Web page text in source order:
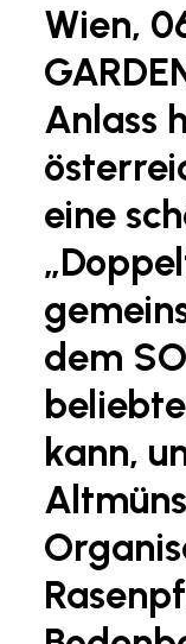
Wien,
Anlass
eine
dem
kann,